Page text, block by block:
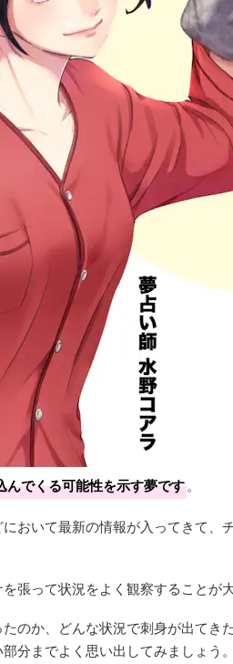
んでくる可能性を示す夢です。
おいて最新の情報が入ってきて、
張って状況をよく観察することが大
のか、どんな状況で刺身が出てき
分までよく思い出してみましょう。